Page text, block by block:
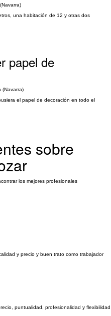
una habitación de 12 y otras dos
papel de
(Navarra)
el papel de decoración en todo el
sobre
los mejores profesionales
y precio y buen trato como trabajador
puntualidad, profesionalidad y flexibilidad